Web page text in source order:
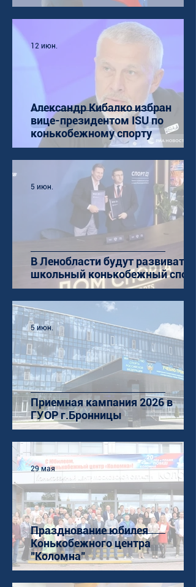
Александр Кибалко избран
вице-президентом ISU по
конькобежному спорту
12 июн.
В Ленобласти будут развивать
школьный конькобежный спорт
5 июн.
Приемная кампания 2026 в
ГУОР г.Бронницы
5 июн.
Празднование юбилея
Конькобежного центра
"Коломна"
29 мая